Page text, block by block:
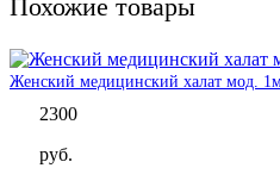
Похожие товары
Женский медицинский халат мод.
2300
руб.